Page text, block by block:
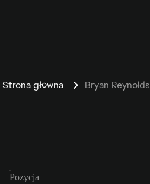
Strona główna Bryan Reynolds
Pozycja